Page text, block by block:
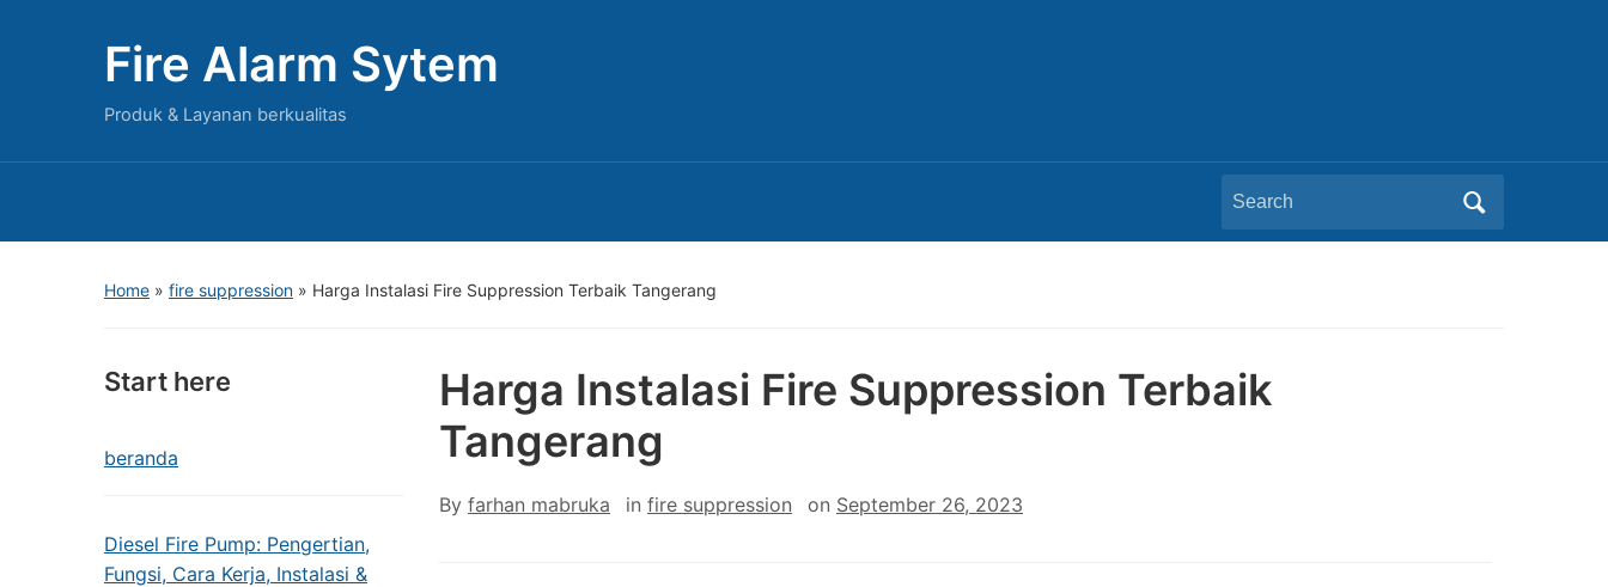
Fire Alarm Sytem
Produk & Layanan berkualitas
Search
for:
Home » fire suppression » Harga Instalasi Fire Suppression Terbaik Tangerang
Start here
beranda
Diesel Fire Pump: Pengertian,
Fungsi, Cara Kerja, Instalasi &
Harga Instalasi Fire Suppression Terbaik
Tangerang
By farhan mabruka in fire suppression on September 26, 2023